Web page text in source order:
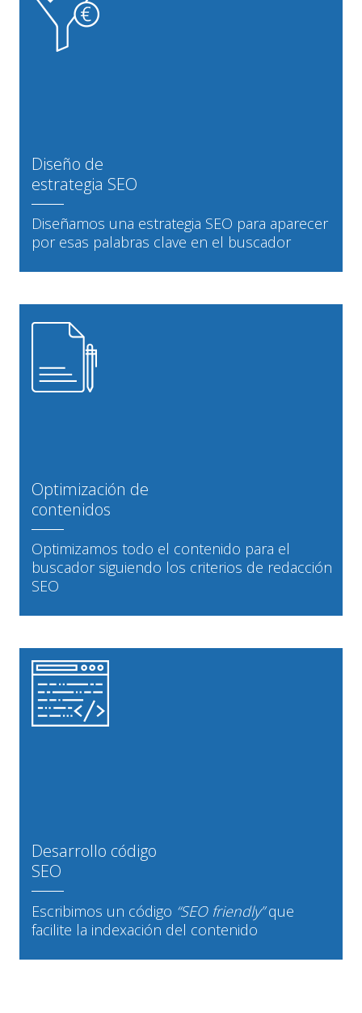
Diseño de
estrategia SEO
Diseñamos una estrategia SEO para aparecer
por esas palabras clave en el buscador
Optimización de
contenidos
Optimizamos todo el contenido para el
buscador siguiendo los criterios de redacción
SEO
Desarrollo código
SEO
Escribimos un código “SEO friendly”que
facilite la indexación del contenido